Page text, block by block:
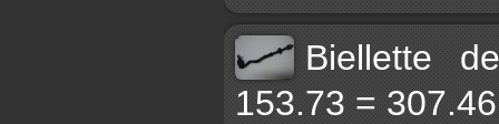
Biellette
153.73 =